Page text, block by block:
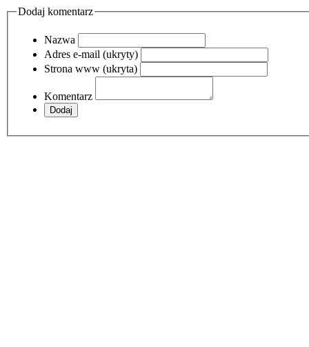
Dodaj komentarz
Nazwa
Adres e-mail (ukryty)
Strona www (ukryta)
Komentarz